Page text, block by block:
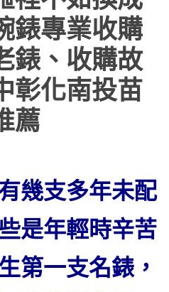
錶專業收購
錶、收購故
彰化南投苗
薦
幾支多年未配
是年輕時辛苦
第一支名錶，